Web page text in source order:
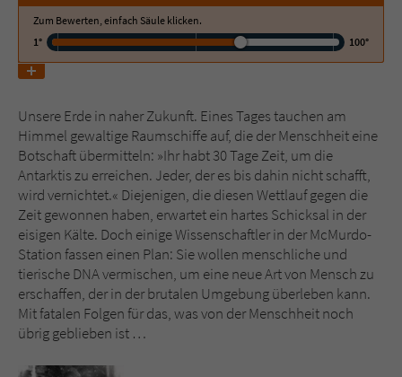
Zum Bewerten, einfach Säule klicken.
1°
100°
Unsere Erde in naher Zukunft. Eines Tages tauchen am
Himmel gewaltige Raumschiffe auf, die der Menschheit eine
Botschaft übermitteln: »Ihr habt 30 Tage Zeit, um die
Antarktis zu erreichen. Jeder, der es bis dahin nicht schafft,
wird vernichtet.« Diejenigen, die diesen Wettlauf gegen die
Zeit gewonnen haben, erwartet ein hartes Schicksal in der
eisigen Kälte. Doch einige Wissenschaftler in der McMurdo-
Station fassen einen Plan: Sie wollen menschliche und
tierische DNA vermischen, um eine neue Art von Mensch zu
erschaffen, der in der brutalen Umgebung überleben kann.
Mit fatalen Folgen für das, was von der Menschheit noch
übrig geblieben ist …
Name tx_pwcomments_ahash
Anbieter
Laufzeit 1 Jahr
Zweck Cookie für Kommentare einzelner Buchtitel
Name fe_typo_user
Anbieter Literatur-Couch Medien GmbH & Co. KG
Laufzeit Session